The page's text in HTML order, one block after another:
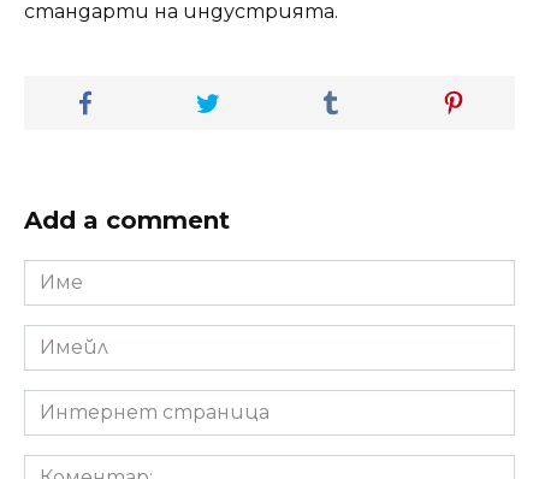
стандарти на индустрията.
Add a comment
Име
*
Имейл
*
Интернет
страница
Коментар: